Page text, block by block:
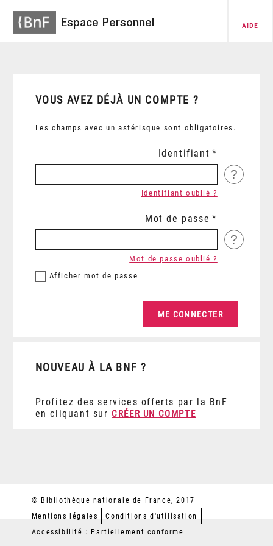
Espace Personnel AIDE
VOUS AVEZ DÉJÀ UN COMPTE ?
Les champs avec un astérisque sont obligatoires.
Identifiant
?
Identifiant oublié ?
Mot de passe
?
Afficher mot de passe
Mot de passe oublié ?
NOUVEAU À LA BNF ?
Profitez des services offerts par la BnF
en cliquant sur CRÉER UN COMPTE
© Bibliothèque nationale de France, 2017
Mentions légales
Conditions d'utilisation
Accessibilité : Partiellement conforme